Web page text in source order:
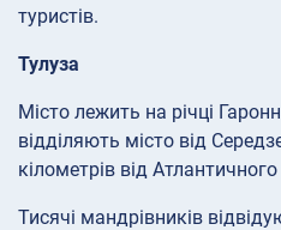
туристів.
Тулуза
Місто лежить на річці
відділяють місто від
кілометрів від
Тисячі мандрівників